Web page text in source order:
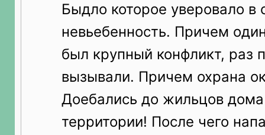
Быдло которое уверовало в
невьебенность. Причем
был крупный конфликт, раз
вызывали. Причем охрана
Доебались до жильцов
территории! После чего